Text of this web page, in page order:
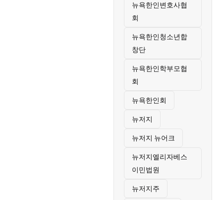
뉴욕한인변호사협
회
뉴욕한인청소년합
창단
뉴욕한인학부모협
회
뉴욕한인회
뉴저지
뉴저지 뉴어크
뉴저지엘리자베스
이민법원
뉴저지주